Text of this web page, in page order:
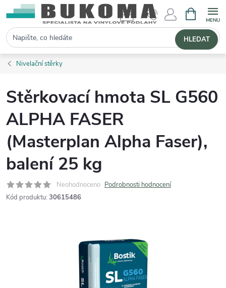
Hledat HLEDAT
Nivelační stěrky
Stěrkovací hmota SL G560
ALPHA FASER
(Masterplan Alpha Faser),
balení 25 kg
Neohodnoceno Podrobnosti hodnocení
Kód produktu: 30615486